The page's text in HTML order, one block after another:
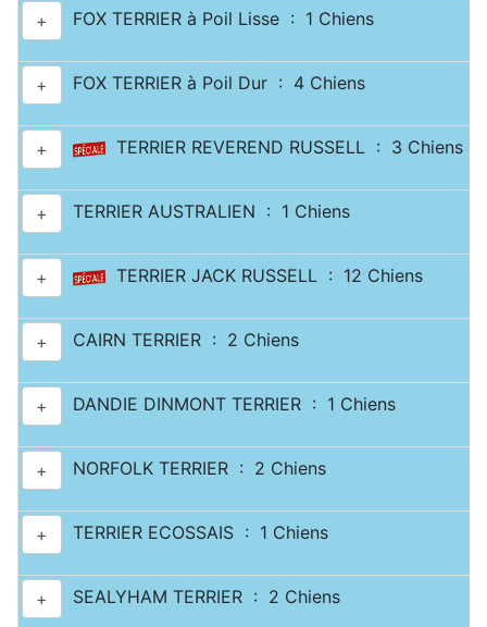
+ FOX TERRIER à Poil Lisse : 1 Chiens
+ FOX TERRIER à Poil Dur : 4 Chiens
+ TERRIER REVEREND RUSSELL : 3 Chiens
+ TERRIER AUSTRALIEN : 1 Chiens
+ TERRIER JACK RUSSELL : 12 Chiens
+ CAIRN TERRIER : 2 Chiens
+ DANDIE DINMONT TERRIER : 1 Chiens
+ NORFOLK TERRIER : 2 Chiens
+ TERRIER ECOSSAIS : 1 Chiens
+ SEALYHAM TERRIER : 2 Chiens